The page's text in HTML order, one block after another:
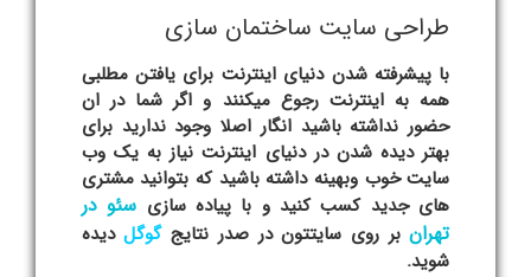
طراحی سایت ساختمان سازی
با پیشرفته شدن دنیای اینترنت برای یافتن مطلبی
همه به اینترنت رجوع میکنند و اگر شما در ان
حضور نداشته باشید انگار اصلا وجود ندارید برای
بهتر دیده شدن در دنیای اینترنت نیاز به یک وب
سایت خوب وبهینه داشته باشید که بتوانید مشتری
های جدید کسب کنید و با پیاده سازی سئو در
تهرانبر روی سایتتون در صدر نتایجگوگلدیده
شوید.